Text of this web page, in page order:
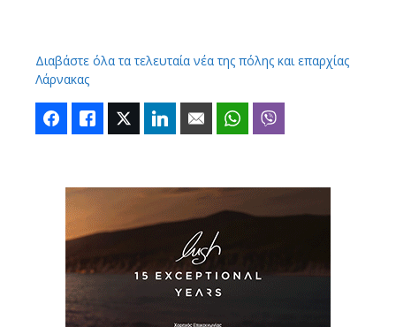
Διαβάστε όλα τα τελευταία νέα της πόλης και επαρχίας
Λάρνακας
FacebookLike Twitter LinkedIn Email WhatsApp